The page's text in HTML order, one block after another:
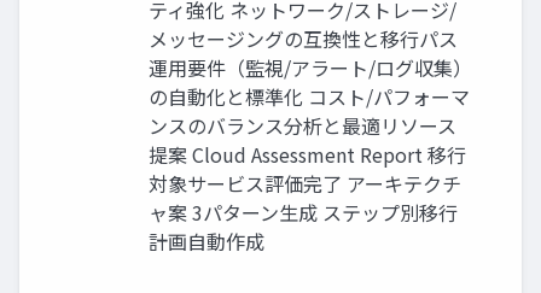
ティ強化 ネットワーク/ストレージ/
メッセージングの互換性と移⾏パス
運⽤要件（監視/アラート/ログ収集）
の⾃動化と標準化 コスト/パフォーマ
ンスのバランス分析と最適リソース
提案 Cloud Assessment Report 移⾏
対象サービス評価完了 アーキテクチ
ャ案 3パターン⽣成 ステップ別移⾏
計画⾃動作成